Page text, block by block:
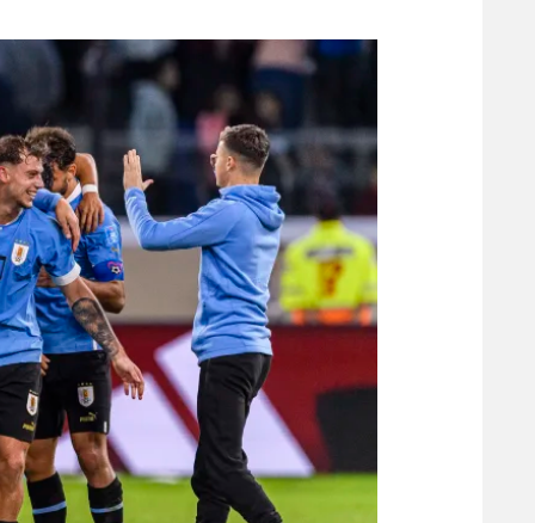
תקנון משתתפים וזוכים בפרסים
תקנון עבור פעילות אלקטרה
תקנון עבור פעילות ספורט 1 – "מרלן"
טניס
גיימינג E-Sports
תנאי שימוש
מדיניות פרטיות
תקנון פעילות ספורט 1
רשיון להקרנה פומבית לבית עסק
הצטרפות לחבילת הערוצים
לוח דרושים – ג'ובנט
מכבי
בני